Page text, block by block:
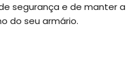
segurança e de manter a
do seu armário.